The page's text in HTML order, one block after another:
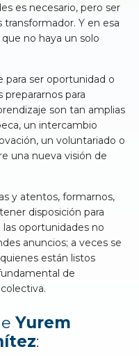
es necesario, pero ser
Y en esa
no haya un solo
para ser oportunidad o
para
son tan amplias
un intercambio
un voluntariado o
una nueva visión de
y atentos, formarnos,
disposición para
las oportunidades no
anuncios; a veces se
están listos
de
Yurem
: